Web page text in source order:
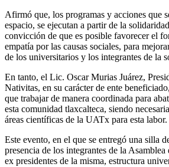
Afirmó que, los programas y acciones que
espacio, se ejecutan a partir de la
convicción de que es posible favorecer el
empatía por las causas sociales, para
de los universitarios y los integrantes de la
En tanto, el Lic. Oscar Murias Juárez,
Nativitas, en su carácter de ente
que trabajar de manera coordinada para
esta comunidad tlaxcalteca, siendo
áreas científicas de la UATx para esta labor.
Este evento, en el que se entregó una silla
presencia de los integrantes de la
ex presidentes de la misma, estructura